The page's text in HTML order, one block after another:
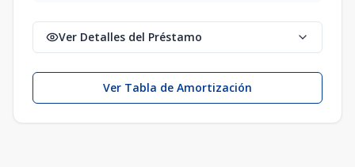
Ver Detalles del Préstamo
Ver Tabla de Amortización